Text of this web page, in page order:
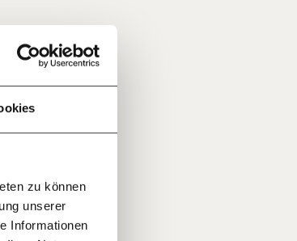
zu können
unserer
Informationen
€